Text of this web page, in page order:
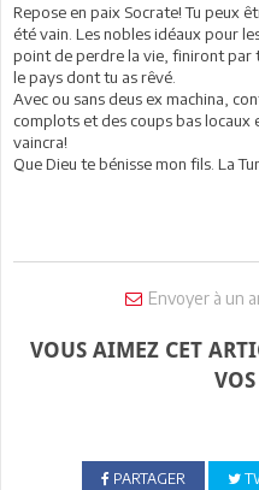
Repose en paix Socrate! Tu peux
été vain. Les nobles idéaux pour
point de perdre la vie, finiront
le pays dont tu as rêvé.
Avec ou sans deus ex machina,
complots et des coups bas locaux
vaincra!
Que Dieu te bénisse mon fils. La
Envoyer à un
VOUS AIMEZ CET
PARTAGER